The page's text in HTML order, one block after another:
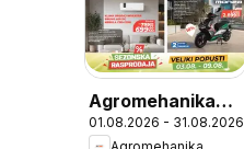
Agromehanika
katalog
01.08.2026 - 31.08.2026